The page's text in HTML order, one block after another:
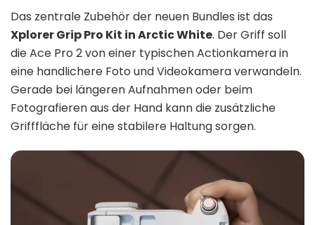
Das zentrale Zubehör der neuen Bundles ist das
Xplorer Grip Pro Kit in Arctic White. Der Griff soll
die Ace Pro 2 von einer typischen Actionkamera in
eine handlichere Foto und Videokamera verwandeln.
Gerade bei längeren Aufnahmen oder beim
Fotografieren aus der Hand kann die zusätzliche
Grifffläche für eine stabilere Haltung sorgen.